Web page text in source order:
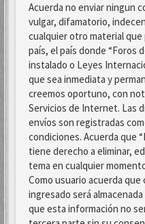
Acuerda no enviar ningun
vulgar, difamatorio,
cualquier otro material que
país, el país donde “Foros
instalado o Leyes
que sea inmediata y
creemos oportuno, con
Servicios de Internet. Las
envíos son registradas
condiciones. Acuerda que
tiene derecho a eliminar,
tema en cualquier
Como usuario acuerda
ingresado será
que esta información no